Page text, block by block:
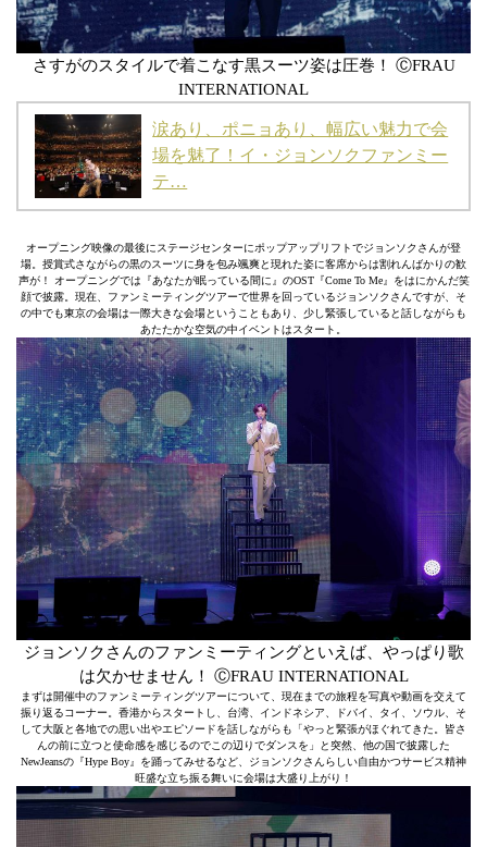
さすがのスタイルで着こなす黒スーツ姿は圧巻！ ⒸFRAU
INTERNATIONAL
涙あり、ポニョあり、幅広い魅力で会
場を魅了！イ・ジョンソクファンミー
テ…
オープニング映像の最後にステージセンターにポップアップリフトでジョンソクさんが登
場。授賞式さながらの黒のスーツに身を包み颯爽と現れた姿に客席からは割れんばかりの歓
声が！ オープニングでは『あなたが眠っている間に』のOST『Come To Me』をはにかんだ笑
顔で披露。現在、ファンミーティングツアーで世界を回っているジョンソクさんですが、そ
の中でも東京の会場は一際大きな会場ということもあり、少し緊張していると話しながらも
あたたかな空気の中イベントはスタート。
ジョンソクさんのファンミーティングといえば、やっぱり歌
は欠かせません！ ⒸFRAU INTERNATIONAL
まずは開催中のファンミーティングツアーについて、現在までの旅程を写真や動画を交えて
振り返るコーナー。香港からスタートし、台湾、インドネシア、ドバイ、タイ、ソウル、そ
して大阪と各地での思い出やエピソードを話しながらも「やっと緊張がほぐれてきた。皆さ
んの前に立つと使命感を感じるのでこの辺りでダンスを」と突然、他の国で披露した
NewJeansの『Hype Boy』を踊ってみせるなど、ジョンソクさんらしい自由かつサービス精神
旺盛な立ち振る舞いに会場は大盛り上がり！